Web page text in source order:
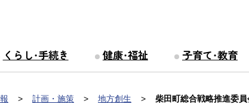
くらし・手続き 健康・福祉 子育て・教育
計画・施策 地方創生 柴田町総合戦略推進委員